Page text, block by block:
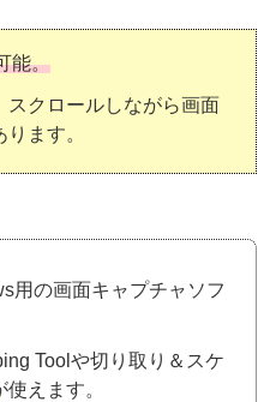
能。
スクロールしながら画面
ます。
用の画面キャプチャソフ
Toolや切り取り＆スケ
使えます。